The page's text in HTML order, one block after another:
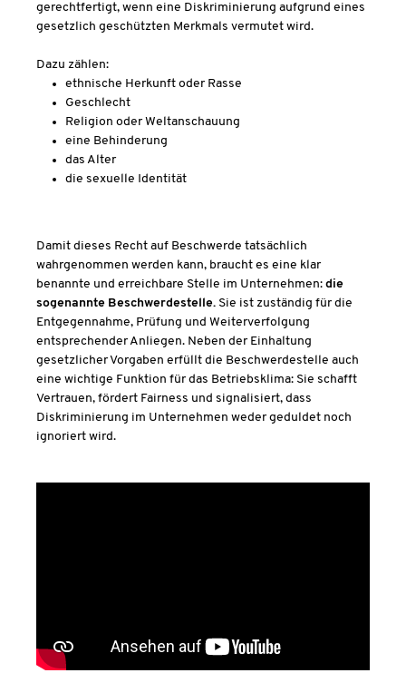
gerechtfertigt, wenn eine Diskriminierung aufgrund eines
gesetzlich geschützten Merkmals vermutet wird.
Dazu zählen:
ethnische Herkunft oder Rasse
Geschlecht
Religion oder Weltanschauung
eine Behinderung
das Alter
die sexuelle Identität
Damit dieses Recht auf Beschwerde tatsächlich
wahrgenommen werden kann, braucht es eine klar
benannte und erreichbare Stelle im Unternehmen: die
sogenannte Beschwerdestelle. Sie ist zuständig für die
Entgegennahme, Prüfung und Weiterverfolgung
entsprechender Anliegen. Neben der Einhaltung
gesetzlicher Vorgaben erfüllt die Beschwerdestelle auch
eine wichtige Funktion für das Betriebsklima: Sie schafft
Vertrauen, fördert Fairness und signalisiert, dass
Diskriminierung im Unternehmen weder geduldet noch
ignoriert wird.